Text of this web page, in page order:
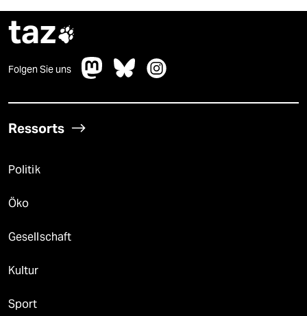
taz
Folgen Sie uns
Ressorts
Politik
Öko
Gesellschaft
Kultur
Sport